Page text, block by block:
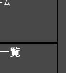
ム
覧